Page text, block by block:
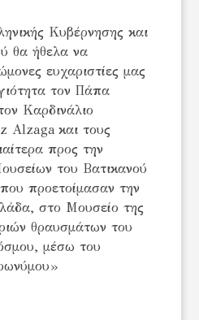
Κυβέρνησης και
θα ήθελα να
ευχαριστίες μας
τον Πάπα
Καρδινάλιο
Alzaga και τους
προς την
του Βατικανού
προετοίμασαν την
στο Μουσείο της
θραυσμάτων του
μέσω του